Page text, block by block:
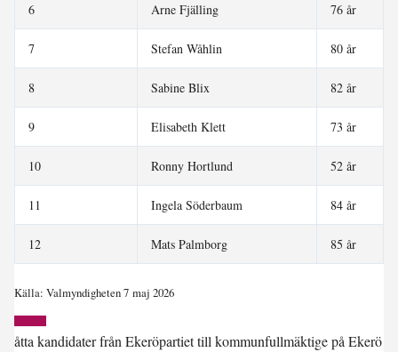
6 Arne Fjälling 76 år
7 Stefan Wåhlin 80 år
8 Sabine Blix 82 år
9 Elisabeth Klett 73 år
10 Ronny Hortlund 52 år
11 Ingela Söderbaum 84 år
12 Mats Palmborg 85 år
Källa: Valmyndigheten 7 maj 2026
åtta kandidater från Ekeröpartiet till kommunfullmäktige på Ekerö